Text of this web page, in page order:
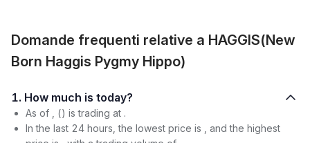
Domande frequenti relative a HAGGIS(New
Born Haggis Pygmy Hippo)
1. How much is today?
As of , () is trading at .
In the last 24 hours, the lowest price is , and the highest